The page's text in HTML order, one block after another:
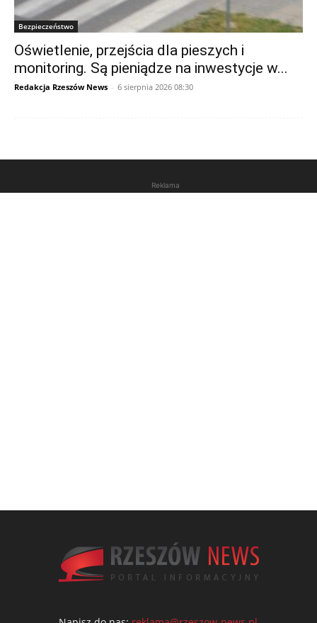
Bezpieczeństwo
Oświetlenie, przejścia dla pieszych i
monitoring. Są pieniądze na inwestycje w...
Redakcja Rzeszów News - 6 sierpnia 2026 08:30
Reklama